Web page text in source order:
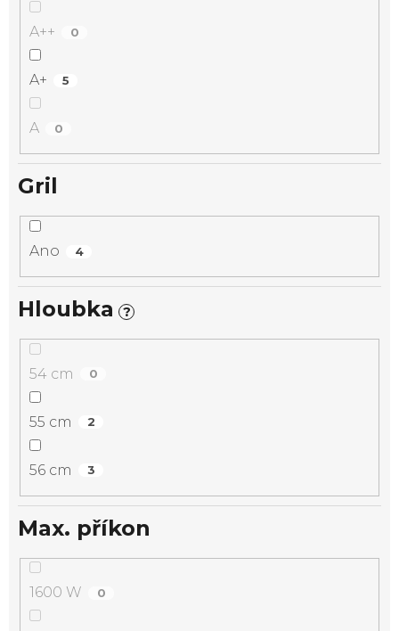
A++ 0
A+ 5
A 0
Gril
Ano 4
Hloubka ?
54 cm 0
55 cm 2
56 cm 3
Max. příkon
1600 W 0